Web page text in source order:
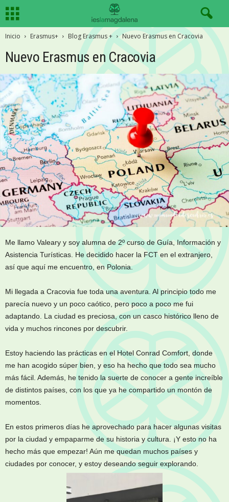
Inicio Erasmus+ Blog Erasmus + Nuevo Erasmus en Cracovia
Nuevo Erasmus en Cracovia
Me llamo Valeary y soy alumna de 2º curso de Guía, Información y
Asistencia Turísticas. He decidido hacer la FCT en el extranjero,
así que aquí me encuentro, en Polonia.
Mi llegada a Cracovia fue toda una aventura. Al principio todo me
parecía nuevo y un poco caótico, pero poco a poco me fui
adaptando. La ciudad es preciosa, con un casco histórico lleno de
vida y muchos rincones por descubrir.
Estoy haciendo las prácticas en el Hotel Conrad Comfort, donde
me han acogido súper bien, y eso ha hecho que todo sea mucho
más fácil. Además, he tenido la suerte de conocer a gente increíble
de distintos países, con los que ya he compartido un montón de
momentos.
En estos primeros días he aprovechado para hacer algunas visitas
por la ciudad y empaparme de su historia y cultura. ¡Y esto no ha
hecho más que empezar! Aún me quedan muchos países y
ciudades por conocer, y estoy deseando seguir explorando.